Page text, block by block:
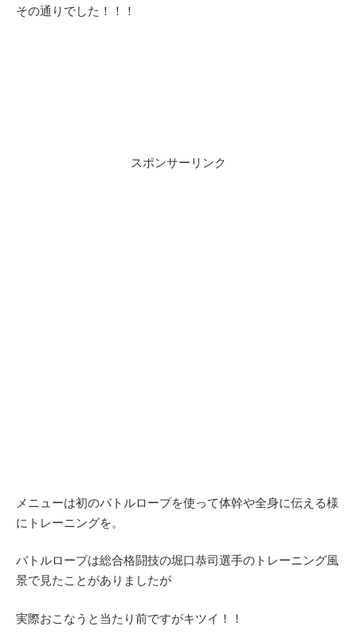
その通りでした！！！
スポンサーリンク
メニューは初のバトルロープを使って体幹や全身に伝える様
にトレーニングを。
バトルロープは総合格闘技の堀口恭司選手のトレーニング風
景で見たことがありましたが
実際おこなうと当たり前ですがキツイ！！